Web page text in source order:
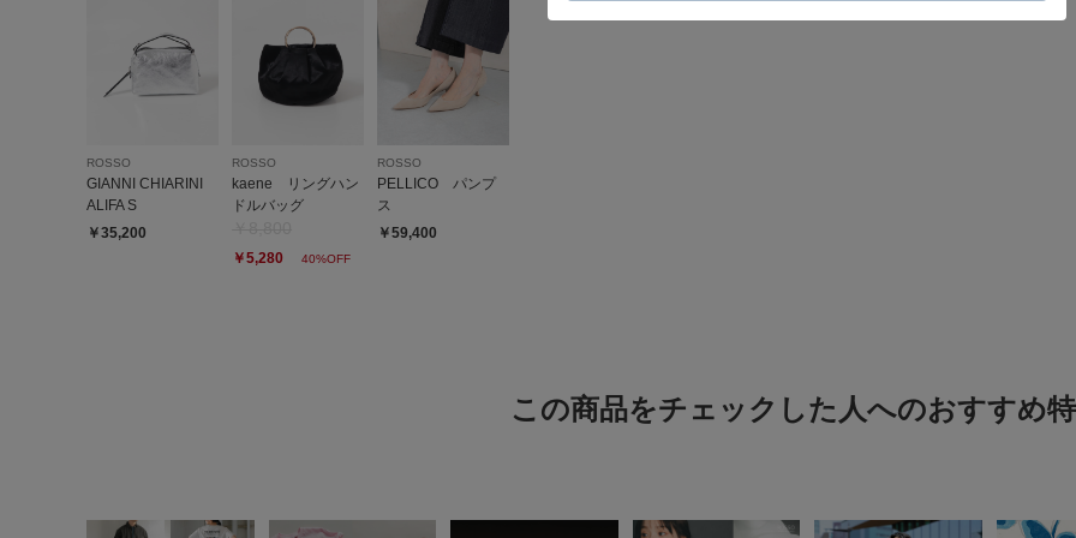
ROSSO
GIANNI CHIARINI
ALIFA S
￥35,200
ROSSO
kaene リングハン
ドルバッグ
￥5,280 40%OFF
ROSSO
PELLICO パンプ
ス
￥59,400
この商品をチェックした人へのおすすめ